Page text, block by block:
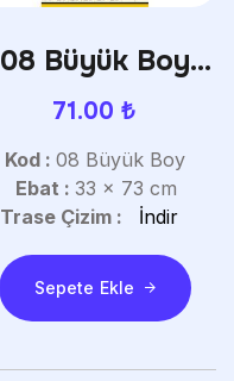
08 Büyük Boy
Gemici Takvim
71.00 ₺
Kod : 08 Büyük Boy
Ebat : 33 x 73 cm
Trase Çizim :
İndir
Sepete Ekle